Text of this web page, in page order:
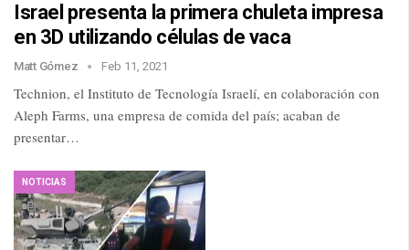
Israel presenta la primera chuleta impresa
en 3D utilizando células de vaca
Matt Gómez Feb 11, 2021
Technion, el Instituto de Tecnología Israelí, en colaboración con
Aleph Farms, una empresa de comida del país; acaban de
presentar…
NOTICIAS